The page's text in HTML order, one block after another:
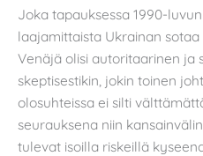
Joka tapauksessa 1990-
laajamittaista Ukrainan
Venäjä olisi autoritaarinen ja
skeptisestikin, jokin toinen
olosuhteissa ei silti
seurauksena niin
tulevat isoilla riskeillä